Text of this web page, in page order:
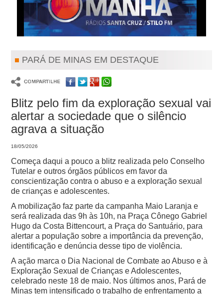
PARÁ DE MINAS EM DESTAQUE
Blitz pelo fim da exploração sexual vai
alertar a sociedade que o silêncio
agrava a situação
18/05/2026
Começa daqui a pouco a blitz realizada pelo Conselho
Tutelar e outros órgãos públicos em favor da
conscientização contra o abuso e a exploração sexual
de crianças e adolescentes.
A mobilização faz parte da campanha Maio Laranja e
será realizada das 9h às 10h, na Praça Cônego Gabriel
Hugo da Costa Bittencourt, a Praça do Santuário, para
alertar a população sobre a importância da prevenção,
identificação e denúncia desse tipo de violência.
A ação marca o Dia Nacional de Combate ao Abuso e à
Exploração Sexual de Crianças e Adolescentes,
celebrado neste 18 de maio. Nos últimos anos, Pará de
Minas tem intensificado o trabalho de enfrentamento a